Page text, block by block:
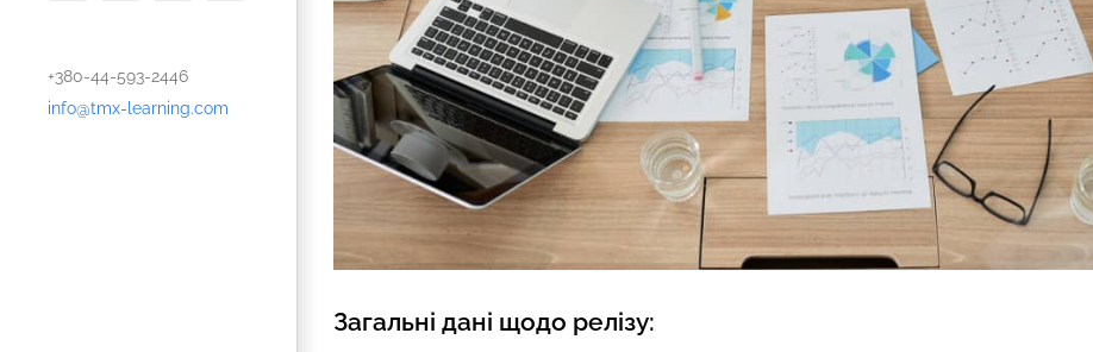
+380-44-593-2446
info@tmx-learning.com
Загальні дані щодо релізу: